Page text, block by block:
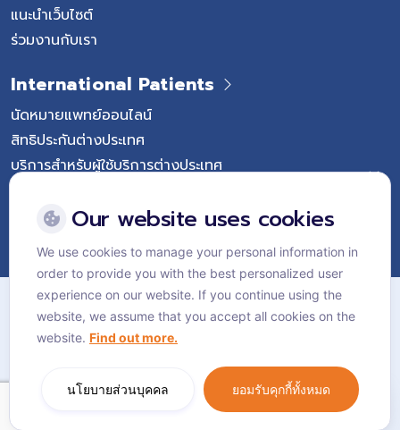
แนะนำเว็บไซต์
ร่วมงานกับเรา
International Patients
นัดหมายแพทย์ออนไลน์
สิทธิประกันต่างประเทศ
บริการสำหรับผู้ใช้บริการต่างประเทศ
Follow Vejthani International Hospital
แผนผังเว็บไซต์
นโยบายส่วนบุคคล
© Vejthani International Hospital | JCI Accredited
Language:
Our website uses cookies
We use cookies to manage your personal information in
order to provide you with the best personalized user
experience on our website. If you continue using the
website, we assume that you accept all cookies on the
website. Find out more.
ยอมรับคุกกี้ทั้งหมด
นโยบายส่วนบุคคล